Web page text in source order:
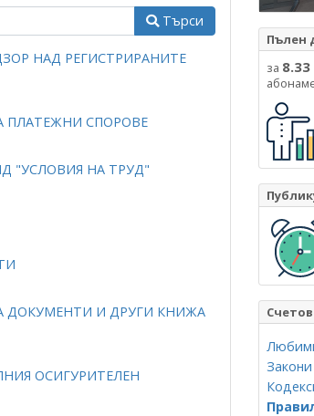
Търси
НАД РЕГИСТРИРАНИТЕ
ПЛАТЕЖНИ СПОРОВЕ
"УСЛОВИЯ НА ТРУД"
ДОКУМЕНТИ И ДРУГИ КНИЖА
ОСИГУРИТЕЛЕН
Пълен
за 8.33
Закони